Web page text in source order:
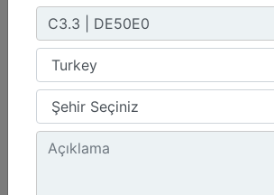
Emisyonlar/Yakıt Stratejisi :
Yönetmelik Bulunmayan Bölge